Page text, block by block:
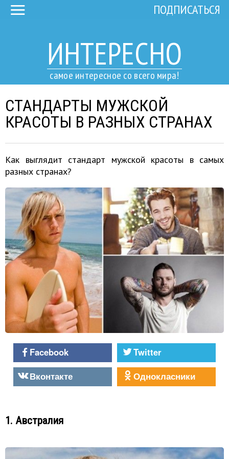
ИНТЕРЕСНО
самое интересное со всего мира!
ПОДПИСАТЬСЯ
СТАНДАРТЫ МУЖСКОЙ
КРАСОТЫ В РАЗНЫХ СТРАНАХ
Как выглядит стандарт мужской красоты в самых
разных странах?
Facebook
Twitter
Вконтакте
Однокласники
1. Австралия